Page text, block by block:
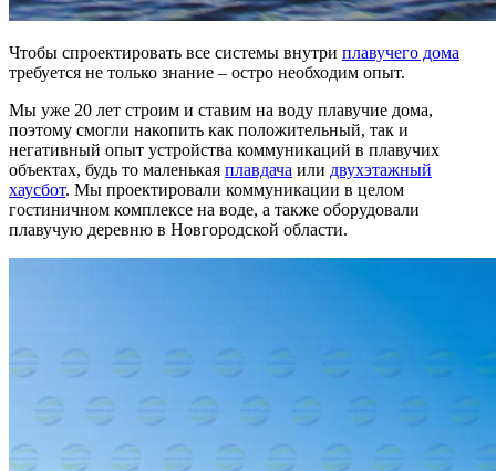
Чтобы спроектировать все системы внутри плавучего дома
требуется не только знание – остро необходим опыт.
Мы уже 20 лет строим и ставим на воду плавучие дома,
поэтому смогли накопить как положительный, так и
негативный опыт устройства коммуникаций в плавучих
объектах, будь то маленькая плавдача или двухэтажный
хаусбот. Мы проектировали коммуникации в целом
гостиничном комплексе на воде, а также оборудовали
плавучую деревню в Новгородской области.